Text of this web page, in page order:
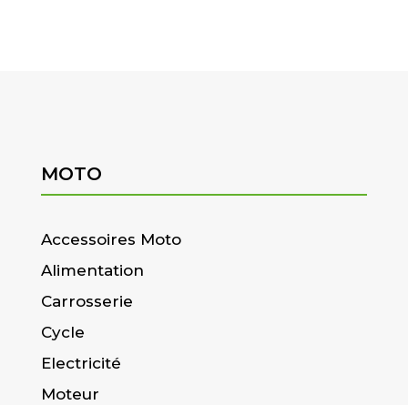
MOTO
Accessoires Moto
Alimentation
Carrosserie
Cycle
Electricité
Moteur